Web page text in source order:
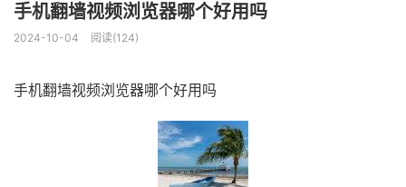
手机翻墙视频浏览器哪个好用吗
2024-10-04 阅读(124)
手机翻墙视频浏览器哪个好用吗